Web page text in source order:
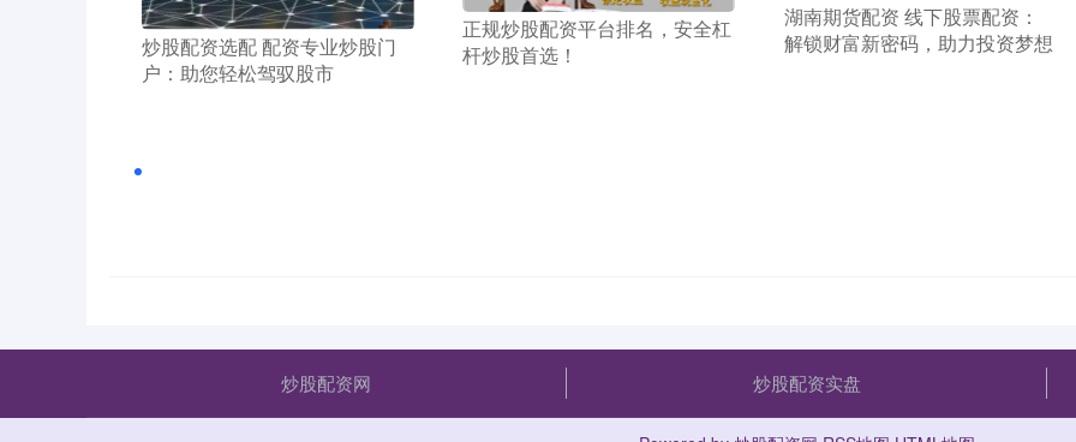
​炒股配资选配 配资专业炒股门
户：助您轻松驾驭股市
​正规炒股配资平台排名，安全杠
杆炒股首选！
​湖南期货配资 线下股票配资：
解锁财富新密码，助力投资梦想
炒股配资网 炒股配资实盘